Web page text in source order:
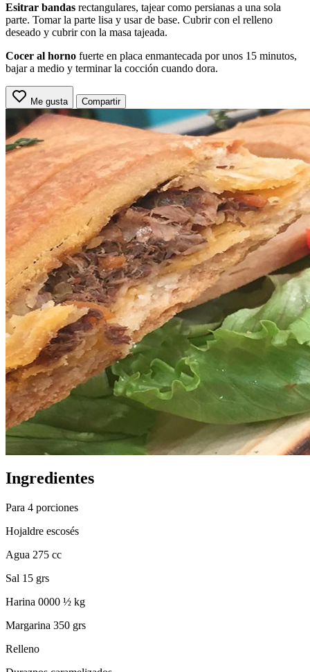
Esitrar bandas rectangulares, tajear como persianas a una sola
parte. Tomar la parte lisa y usar de base. Cubrir con el relleno
deseado y cubrir con la masa tajeada.
Cocer al horno fuerte en placa enmantecada por unos 15 minutos,
bajar a medio y terminar la cocción cuando dora.
Me gusta Compartir
Ingredientes
Para 4 porciones
Hojaldre escosés
Agua 275 cc
Sal 15 grs
Harina 0000 ½ kg
Margarina 350 grs
Relleno